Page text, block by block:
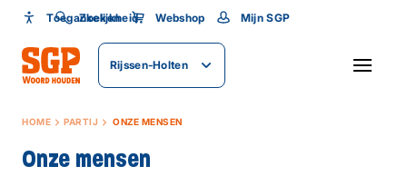
Toegankelijkheid
Toegankelijkheid
Lettergrootte
Zoeken Webshop Mijn SGP
Rijssen-Holten
HOME PARTIJ ONZE MENSEN
Onze mensen